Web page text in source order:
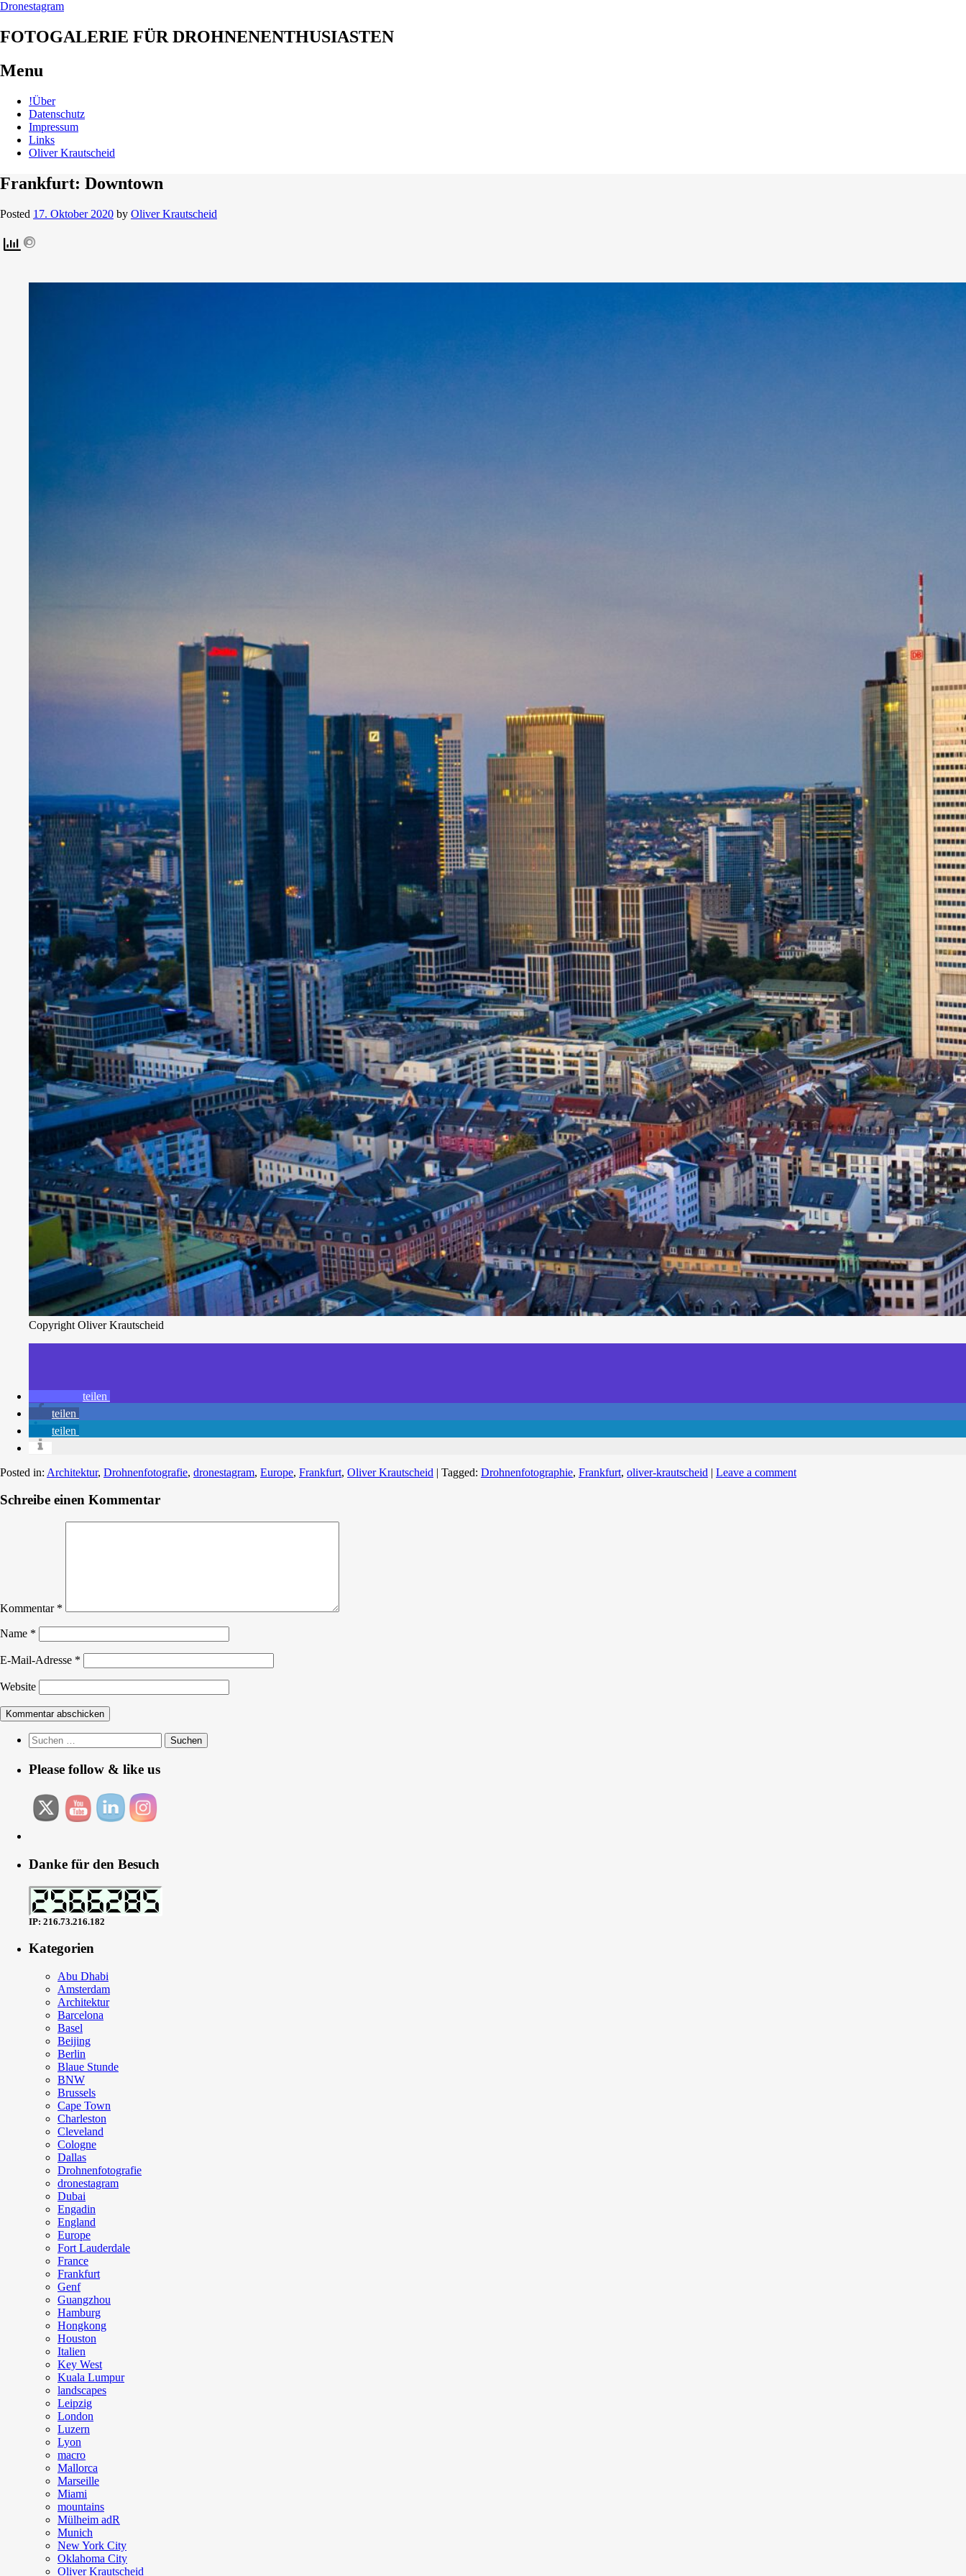
Dronestagram
FOTOGALERIE FÜR DROHNENENTHUSIASTEN
Menu
Skip
content
!Über
Datenschutz
Impressum
Links
Oliver Krautscheid
Frankfurt: Downtown
Posted 17. Oktober 2020 by Oliver Krautscheid
Copyright Oliver Krautscheid
teilen
teilen
teilen
Posted in: Architektur, Drohnenfotografie, dronestagram, Europe, Frankfurt, Oliver Krautscheid | Tagged: Drohnenfotographie, Frankfurt, oliver-krautscheid | Leave a comment
Schreibe einen Kommentar
Kommentar *
Name *
E-Mail-Adresse *
Website
Suchen
nach:
Please follow & like us
Danke für den Besuch
IP: 216.73.216.182
Kategorien
Abu Dhabi
Amsterdam
Architektur
Barcelona
Basel
Beijing
Berlin
Blaue Stunde
BNW
Brussels
Cape Town
Charleston
Cleveland
Cologne
Dallas
Drohnenfotografie
dronestagram
Dubai
Engadin
England
Europe
Fort Lauderdale
France
Frankfurt
Genf
Guangzhou
Hamburg
Hongkong
Houston
Italien
Key West
Kuala Lumpur
landscapes
Leipzig
London
Luzern
Lyon
macro
Mallorca
Marseille
Miami
mountains
Mülheim adR
Munich
New York City
Oklahoma City
Oliver Krautscheid